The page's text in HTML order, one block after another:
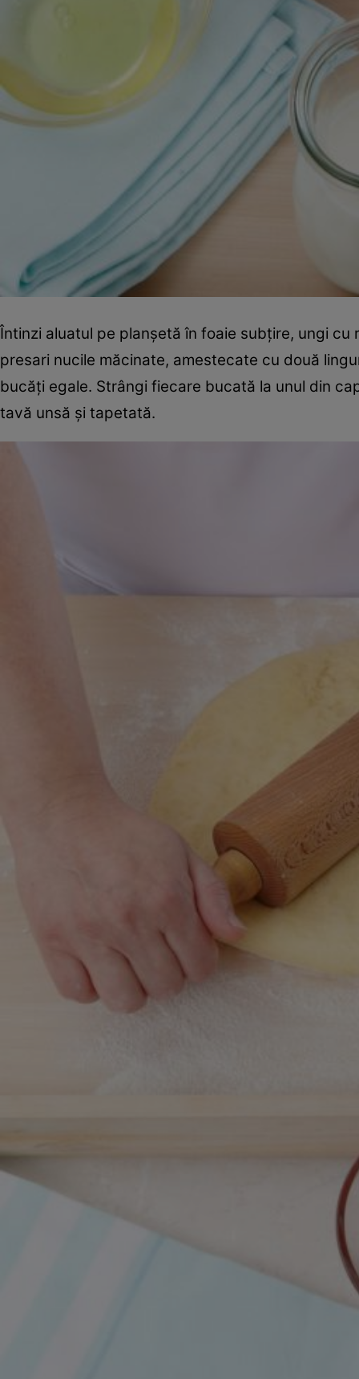
Întinzi aluatul pe planşetă în foaie subţire, ungi
presari nucile măcinate, amestecate cu două
bucăţi egale. Strângi fiecare bucată la unul din
tavă unsă şi tapetată.